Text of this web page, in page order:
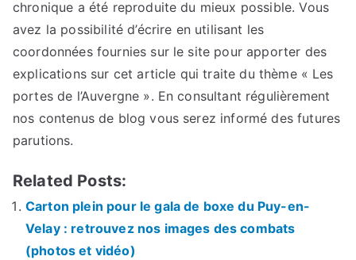
chronique a été reproduite du mieux possible. Vous
avez la possibilité d’écrire en utilisant les
coordonnées fournies sur le site pour apporter des
explications sur cet article qui traite du thème « Les
portes de l’Auvergne ». En consultant régulièrement
nos contenus de blog vous serez informé des futures
parutions.
Related Posts:
Carton plein pour le gala de boxe du Puy-en-
Velay : retrouvez nos images des combats
(photos et vidéo)